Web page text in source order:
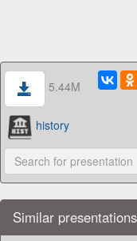
5.44M
history
Similar